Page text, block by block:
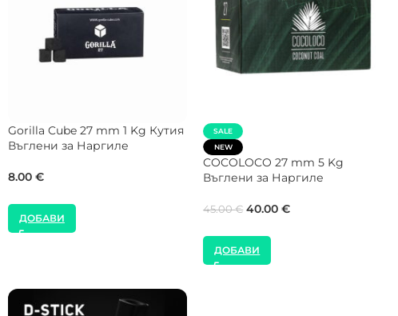
SALE
CROWN Max Flow 26 mm 20
Наргиле
ДОБАВИ
SALE
NEW
FUMELO 26 mm 5 Kg Въглени
за Наргиле
40.00€ 35.00 €
ДОБАВИ